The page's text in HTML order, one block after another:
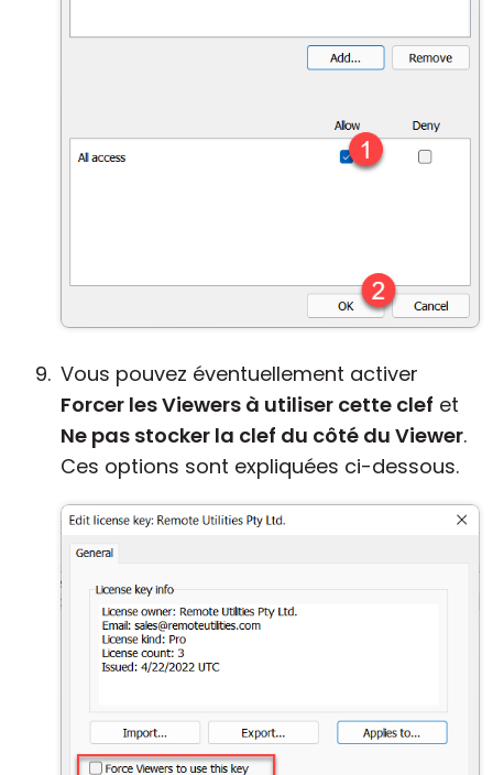
Vous pouvez éventuellement activer
Forcer les Viewers à utiliser cette clef et
Ne pas stocker la clef du côté du Viewer.
Ces options sont expliquées ci-dessous.